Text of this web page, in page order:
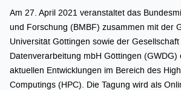
Am 27. April 2021 veranstaltet das
und Forschung (BMBF) zusammen mit der
Universität Göttingen sowie der
Datenverarbeitung mbH Göttingen (GWDG)
aktuellen Entwicklungen im Bereich des
Computings (HPC). Die Tagung wird als